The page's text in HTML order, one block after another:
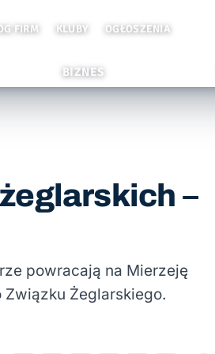
FIRM KLUBY OGŁOSZENIA
BIZNES
–
powracają na Mierzeję
Żeglarskiego.